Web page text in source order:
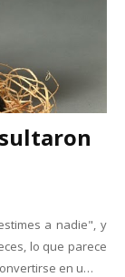
a nadie", y
lo que parece
en u…